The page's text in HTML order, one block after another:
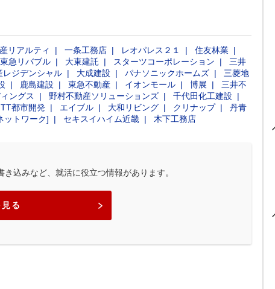
リアルティ 一条工務店 レオパレス２１
住友林業
東急リバブル 大東建託 スターツコーポレーション
三井
レジデンシャル 大成建設 パナソニックホームズ
三菱地
鹿島建設 東急不動産 イオンモール 博展
三井不
ングス 野村不動産ソリューションズ
千代田化工建設
都市開発 エイブル 大和リビング クリナップ
丹青
ットワーク] セキスイハイム近畿 木下工務店
き込みなど、就活に役立つ情報があります。
る